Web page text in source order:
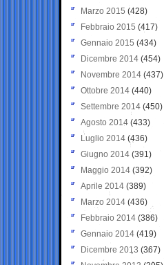
Marzo 2015 (428)
Febbraio 2015 (417)
Gennaio 2015 (434)
Dicembre 2014 (454)
Novembre 2014 (437)
Ottobre 2014 (440)
Settembre 2014 (450)
Agosto 2014 (433)
Luglio 2014 (436)
Giugno 2014 (391)
Maggio 2014 (392)
Aprile 2014 (389)
Marzo 2014 (436)
Febbraio 2014 (386)
Gennaio 2014 (419)
Dicembre 2013 (367)